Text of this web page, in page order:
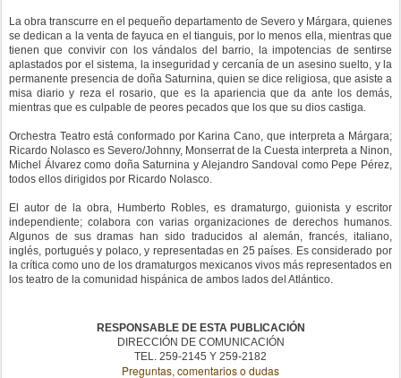
La obra transcurre en el pequeño departamento de Severo y Márgara, quienes
se dedican a la venta de fayuca en el tianguis, por lo menos ella, mientras que
tienen que convivir con los vándalos del barrio, la impotencias de sentirse
aplastados por el sistema, la inseguridad y cercanía de un asesino suelto, y la
permanente presencia de doña Saturnina, quien se dice religiosa, que asiste a
misa diario y reza el rosario, que es la apariencia que da ante los demás,
mientras que es culpable de peores pecados que los que su dios castiga.
Orchestra Teatro está conformado por Karina Cano, que interpreta a Márgara;
Ricardo Nolasco es Severo/Johnny, Monserrat de la Cuesta interpreta a Ninon,
Michel Álvarez como doña Saturnina y Alejandro Sandoval como Pepe Pérez,
todos ellos dirigidos por Ricardo Nolasco.
El autor de la obra, Humberto Robles, es dramaturgo, guionista y escritor
independiente; colabora con varias organizaciones de derechos humanos.
Algunos de sus dramas han sido traducidos al alemán, francés, italiano,
inglés, portugués y polaco, y representadas en 25 países. Es considerado por
la crítica como uno de los dramaturgos mexicanos vivos más representados en
los teatro de la comunidad hispánica de ambos lados del Atlántico.
RESPONSABLE DE ESTA PUBLICACIÓN
DIRECCIÓN DE COMUNICACIÓN
TEL. 259-2145 Y 259-2182
Preguntas, comentarios o dudas